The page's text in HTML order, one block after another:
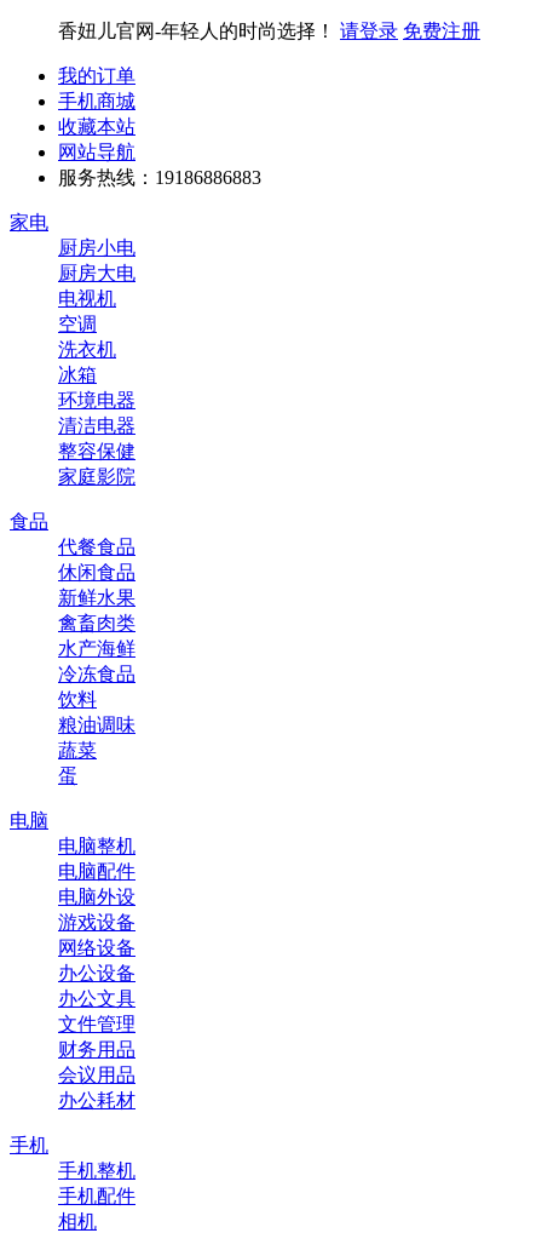
香妞儿官网-年轻人的时尚选择！ 请登录 免费注册
我的订单
手机商城
收藏本站
网站导航
服务热线：19186886883
家电
厨房小电
厨房大电
电视机
空调
洗衣机
冰箱
环境电器
清洁电器
整容保健
家庭影院
食品
代餐食品
休闲食品
新鲜水果
禽畜肉类
水产海鲜
冷冻食品
饮料
粮油调味
蔬菜
蛋
电脑
电脑整机
电脑配件
电脑外设
游戏设备
网络设备
办公设备
办公文具
文件管理
财务用品
会议用品
办公耗材
手机
手机整机
手机配件
相机